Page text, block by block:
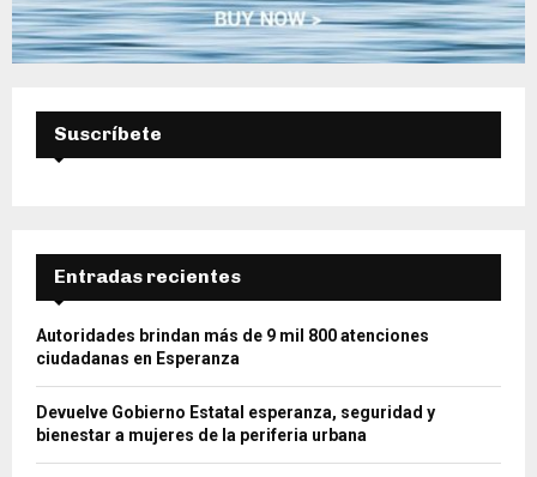
Suscríbete
Entradas recientes
Autoridades brindan más de 9 mil 800 atenciones
ciudadanas en Esperanza
Devuelve Gobierno Estatal esperanza, seguridad y
bienestar a mujeres de la periferia urbana